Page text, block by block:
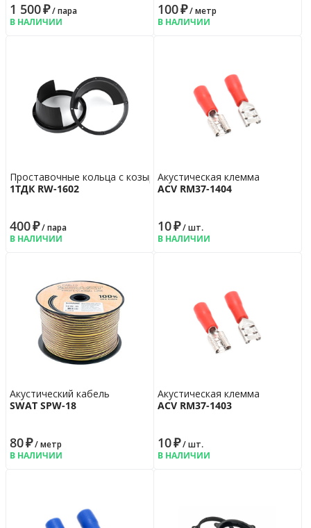
1 500₽/ пара
В НАЛИЧИИ
100₽/ метр
В НАЛИЧИИ
Проставочные кольца с козырьком
1ТДК RW-1602
400₽/ пара
В НАЛИЧИИ
Акустическая клемма
ACV RM37-1404
10₽/ шт.
В НАЛИЧИИ
Акустический кабель
SWAT SPW-18
80₽/ метр
В НАЛИЧИИ
Акустическая клемма
ACV RM37-1403
10₽/ шт.
В НАЛИЧИИ